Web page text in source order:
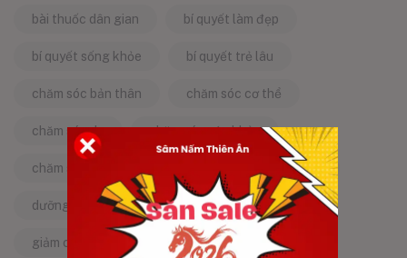
bài thuốc dân gian bí quyết làm đẹp
bí quyết sống khỏe bí quyết trẻ lâu
chăm sóc bản thân chăm sóc cơ thể
chăm sóc da chăm sóc sức khỏe
chăm sóc sức khỏe tự nhiên chống lão hóa
dưỡng da tự nhiên dưỡng sinh
giảm căng thẳng giảm stress